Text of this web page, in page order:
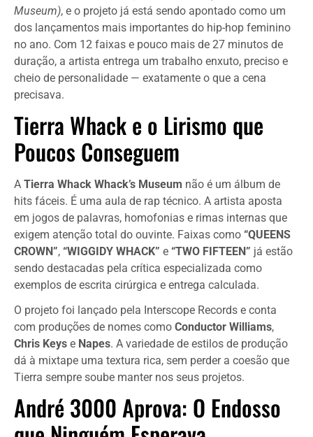
Museum), e o projeto já está sendo apontado como um
dos lançamentos mais importantes do hip-hop feminino
no ano. Com 12 faixas e pouco mais de 27 minutos de
duração, a artista entrega um trabalho enxuto, preciso e
cheio de personalidade — exatamente o que a cena
precisava.
Tierra Whack e o Lirismo que
Poucos Conseguem
A Tierra Whack Whack’s Museum não é um álbum de
hits fáceis. É uma aula de rap técnico. A artista aposta
em jogos de palavras, homofonias e rimas internas que
exigem atenção total do ouvinte. Faixas como “QUEENS
CROWN”, “WIGGIDY WHACK” e “TWO FIFTEEN” já estão
sendo destacadas pela crítica especializada como
exemplos de escrita cirúrgica e entrega calculada.
O projeto foi lançado pela Interscope Records e conta
com produções de nomes como Conductor Williams,
Chris Keys e Napes. A variedade de estilos de produção
dá à mixtape uma textura rica, sem perder a coesão que
Tierra sempre soube manter nos seus projetos.
André 3000 Aprova: O Endosso